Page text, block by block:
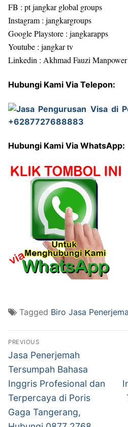
FB : pt jangkar global groups
Instagram : jangkargroups
Google Playstore : jangkarapps
Youtube : jangkar tv
Linkedin : Akhmad Fauzi Manpower
Hubungi Kami Via Telepon:
Hubungi Kami Via WhatsApp:
Tagged Biro Jasa
Post
navigation
PREVIOUS
Previous
post:
Jasa Penerjemah
Tersumpah Bahasa
Inggris Profesional dan
Terpercaya di Poris
Gaga Tangerang,